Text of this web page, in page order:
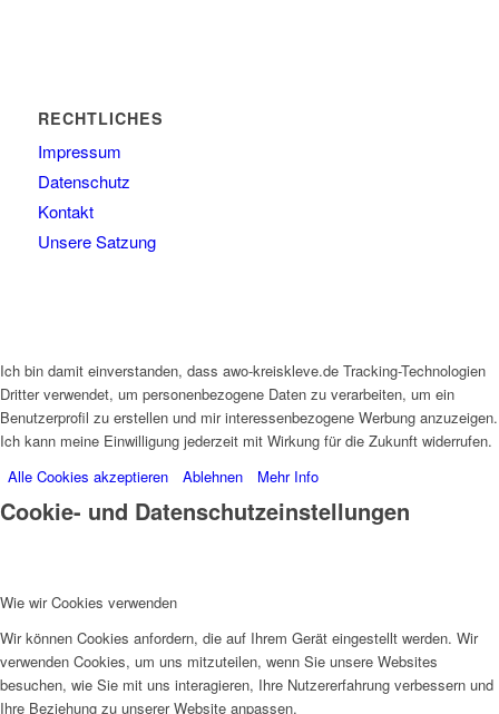
RECHTLICHES
Impressum
Datenschutz
Kontakt
Unsere Satzung
Ich bin damit einverstanden, dass awo-kreiskleve.de Tracking-Technologien
Dritter verwendet, um personenbezogene Daten zu verarbeiten, um ein
Benutzerprofil zu erstellen und mir interessenbezogene Werbung anzuzeigen.
Ich kann meine Einwilligung jederzeit mit Wirkung für die Zukunft widerrufen.
Alle Cookies akzeptieren
Ablehnen Mehr Info
Cookie- und Datenschutzeinstellungen
Wie wir Cookies verwenden
Wir können Cookies anfordern, die auf Ihrem Gerät eingestellt werden. Wir
verwenden Cookies, um uns mitzuteilen, wenn Sie unsere Websites
besuchen, wie Sie mit uns interagieren, Ihre Nutzererfahrung verbessern und
Ihre Beziehung zu unserer Website anpassen.